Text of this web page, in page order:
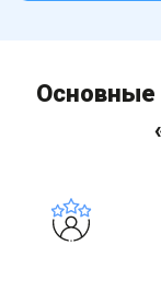
Основные